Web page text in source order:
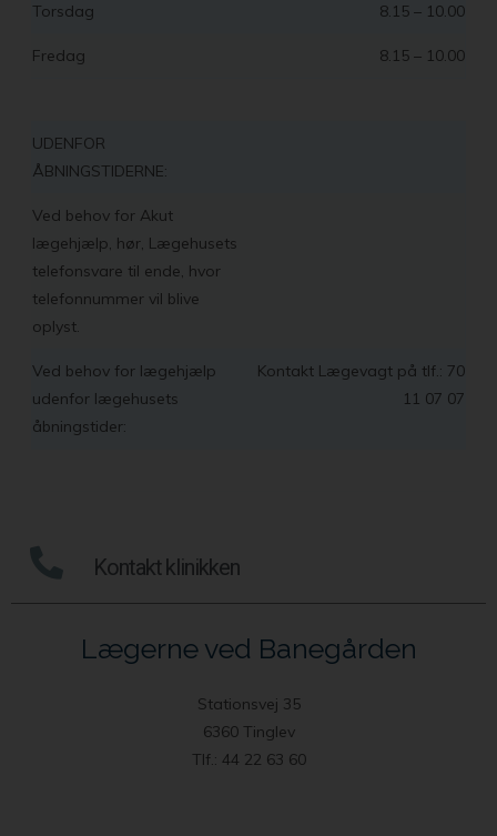
Torsdag 8.15 – 10.00
Fredag 8.15 – 10.00
UDENFOR
ÅBNINGSTIDERNE:
Ved behov for Akut
lægehjælp, hør, Lægehusets
telefonsvare til ende, hvor
telefonnummer vil blive
oplyst.
Ved behov for lægehjælp
udenfor lægehusets
åbningstider:
Kontakt Lægevagt på tlf.: 70
11 07 07
Kontakt klinikken
Lægerne ved Banegården
Stationsvej 35
6360 Tinglev
Tlf.: 44 22 63 60